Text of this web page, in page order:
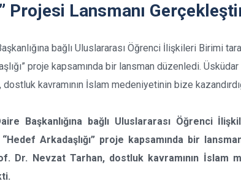
Projesi Lansmanı
bağlı Uluslararası Öğrenci İlişkileri Birimi
proje kapsamında bir lansman düzenledi.
kavramının İslam medeniyetinin bize
Başkanlığına bağlı Uluslararası Öğrenci
Arkadaşlığı” proje kapsamında bir
Dr. Nevzat Tarhan, dostluk kavramının İslam